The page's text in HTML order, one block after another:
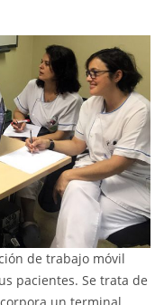
de trabajo móvil
pacientes. Se trata de